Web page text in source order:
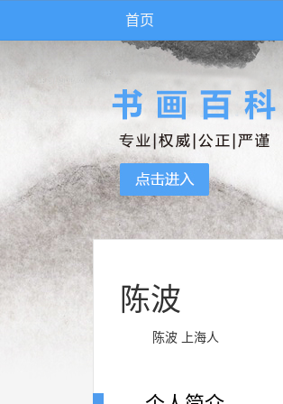
首页
陈波
陈波 上海人